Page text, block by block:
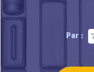
Par :